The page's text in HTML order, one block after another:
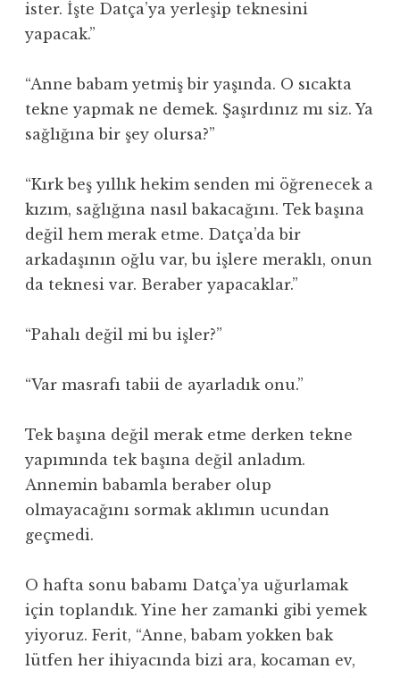
ister. İşte Datça’ya yerleşip teknesini
yapacak.”
“Anne babam yetmiş bir yaşında. O sıcakta
tekne yapmak ne demek. Şaşırdınız mı siz. Ya
sağlığına bir şey olursa?”
“Kırk beş yıllık hekim senden mi öğrenecek a
kızım, sağlığına nasıl bakacağını. Tek başına
değil hem merak etme. Datça’da bir
arkadaşının oğlu var, bu işlere meraklı, onun
da teknesi var. Beraber yapacaklar.”
“Pahalı değil mi bu işler?”
“Var masrafı tabii de ayarladık onu.”
Tek başına değil merak etme derken tekne
yapımında tek başına değil anladım.
Annemin babamla beraber olup
olmayacağını sormak aklımın ucundan
geçmedi.
O hafta sonu babamı Datça’ya uğurlamak
için toplandık. Yine her zamanki gibi yemek
yiyoruz. Ferit, “Anne, babam yokken bak
lütfen her ihiyacında bizi ara, kocaman ev,